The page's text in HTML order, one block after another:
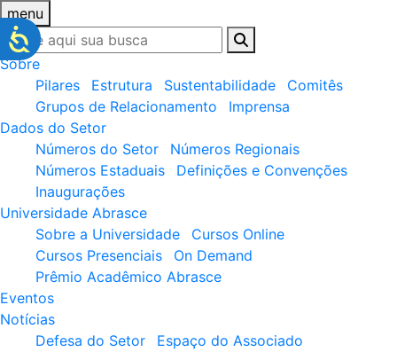
menu
Sobre
Pilares
Estrutura Sustentabilidade
Comitês
Grupos de Relacionamento
Imprensa
Dados do Setor
Números do Setor
Números Regionais
Números Estaduais
Definições e Convenções
Inaugurações
Universidade Abrasce
Sobre a Universidade
Cursos Online
Cursos Presenciais
On Demand
Prêmio Acadêmico Abrasce
Eventos
Notícias
Defesa do Setor
Espaço do Associado